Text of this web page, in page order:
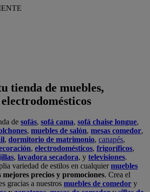
tienda de muebles,
de sofás, sofá cama, sofá chaise longue,
, muebles de salón, mesas comedor,
, dormitorio de matrimonio, canapés,
, electrodomésticos, frigoríficos,
, lavadora secadora, y televisiones.
variedad de estilos en cualquiermuebles
mejores precios y promociones. Crea el
gracias a nuestros muebles de comedor y